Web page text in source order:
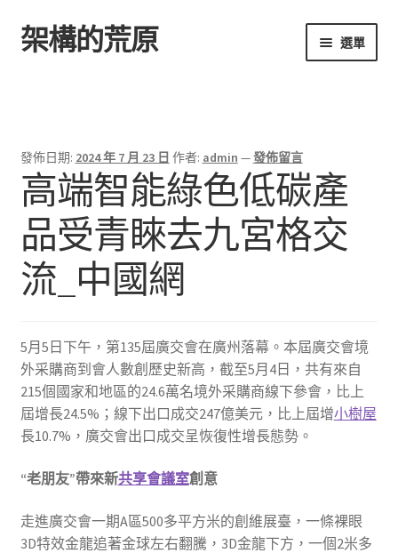
跳
至
跳
至
架構的荒原 選單
發佈日期: 2024 年 7 月 23 日 作者: admin —發佈留言
高端智能綠色低碳產
品受青睞去九宮格交
流_中國網
5月5日下午，第135屆廣交會在廣州落幕。本屆廣交會境
外采購商到會人數創歷史新高，截至5月4日，共有來自
215個國家和地區的24.6萬名境外采購商線下參會，比上
屆增長24.5%；線下出口成交247億美元，比上屆增小樹屋
長10.7%，廣交會出口成交呈恢復性增長態勢。
“老朋友”帶來新共享會議室創意
走進廣交會一期A區500多平方米的創維展臺，一條裸眼
3D特效金龍追著金球左右翻騰，3D金龍下方，一個2米多